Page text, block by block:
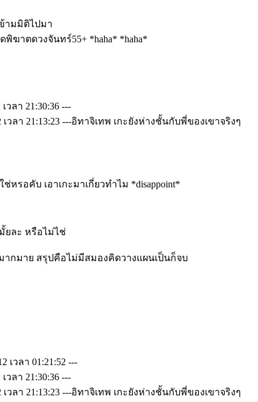
ามมิติไปมา
ฆาตดวงจันทร์55+ *haha* *haha*
วลา 21:30:36 ---
เวลา 21:13:23 ---อิทาจิเทพ เกะยังห่างชั้นกับพี่ของเขาจริงๆ
หรอคับ เอาเกะมาเกี่ยวทำไม *disappoint*
ยละ หรือไม่ไช่
ากมาย สรุปคือไม่มีสมองคิดวางแผนเป็นก็จบ
เวลา 01:21:52 ---
วลา 21:30:36 ---
เวลา 21:13:23 ---อิทาจิเทพ เกะยังห่างชั้นกับพี่ของเขาจริงๆ